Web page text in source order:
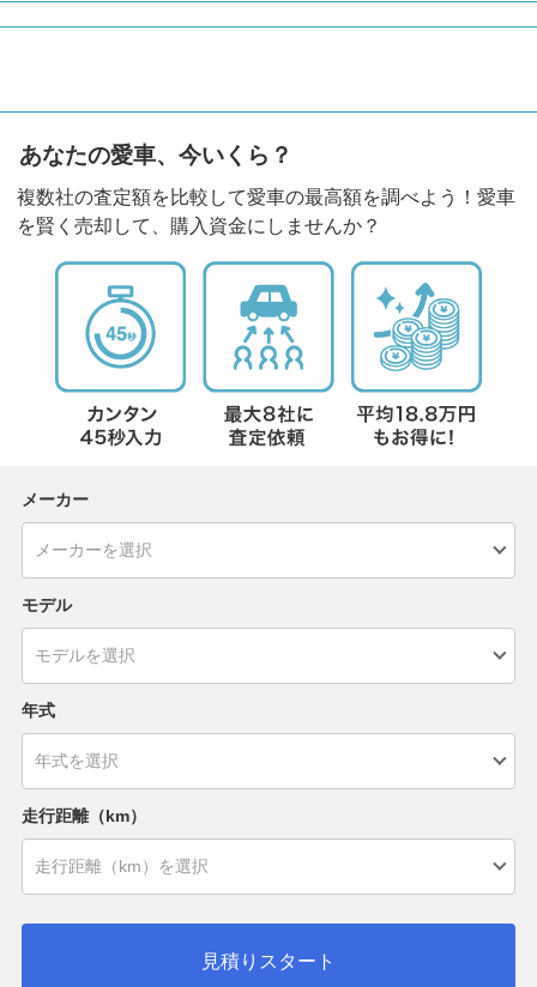
あなたの愛車、今いくら？
複数社の査定額を比較して愛車の最高額を調べよう！愛車
を賢く売却して、購入資金にしませんか？
メーカー
モデル
年式
走行距離（km）
見積りスタート